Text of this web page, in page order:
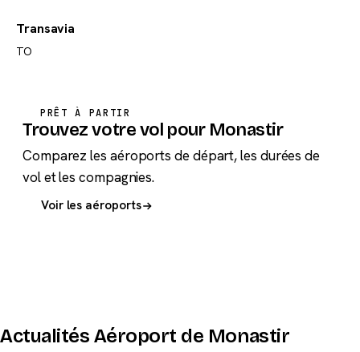
Transavia
TO
PRÊT À PARTIR
Trouvez votre vol pour Monastir
Comparez les aéroports de départ, les durées de
vol et les compagnies.
Voir les aéroports
Actualités Aéroport de Monastir